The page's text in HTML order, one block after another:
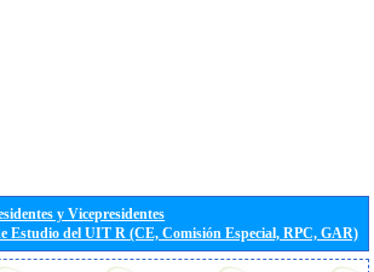
y Vicepresidentes
Estudio del UIT R (CE, Comisión Especial, RPC, GAR)